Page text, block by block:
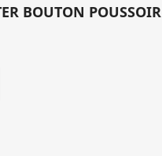
BOUTON POUSSOIR